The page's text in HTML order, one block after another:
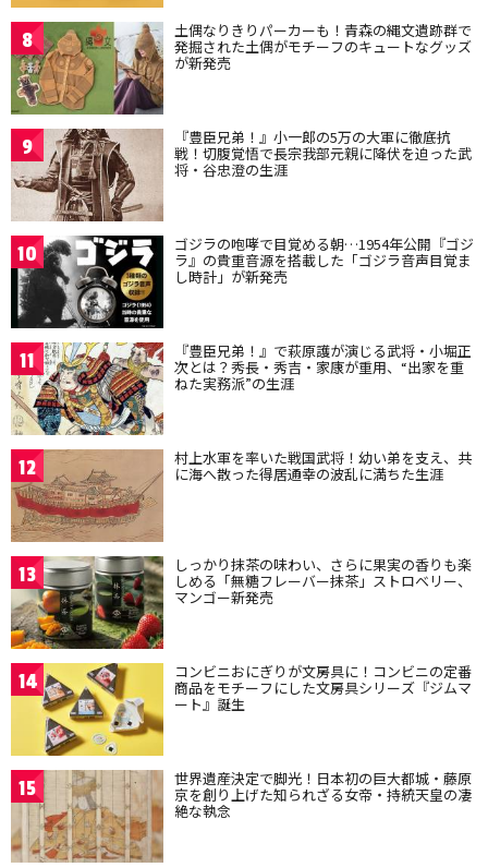
8 土偶なりきりパーカーも！青森の縄文遺跡群で
発掘された土偶がモチーフのキュートなグッズ
が新発売
9 『豊臣兄弟！』小一郎の5万の大軍に徹底抗
戦！切腹覚悟で長宗我部元親に降伏を迫った武
将・谷忠澄の生涯
10 ゴジラの咆哮で目覚める朝…1954年公開『ゴジ
ラ』の貴重音源を搭載した「ゴジラ音声目覚ま
し時計」が新発売
11 『豊臣兄弟！』で萩原護が演じる武将・小堀正
次とは？秀長・秀吉・家康が重用、“出家を重
ねた実務派”の生涯
12 村上水軍を率いた戦国武将！幼い弟を支え、共
に海へ散った得居通幸の波乱に満ちた生涯
13 しっかり抹茶の味わい、さらに果実の香りも楽
しめる「無糖フレーバー抹茶」ストロベリー、
マンゴー新発売
14 コンビニおにぎりが文房具に！コンビニの定番
商品をモチーフにした文房具シリーズ『ジムマ
ート』誕生
15 世界遺産決定で脚光！日本初の巨大都城・藤原
京を創り上げた知られざる女帝・持統天皇の凄
絶な執念